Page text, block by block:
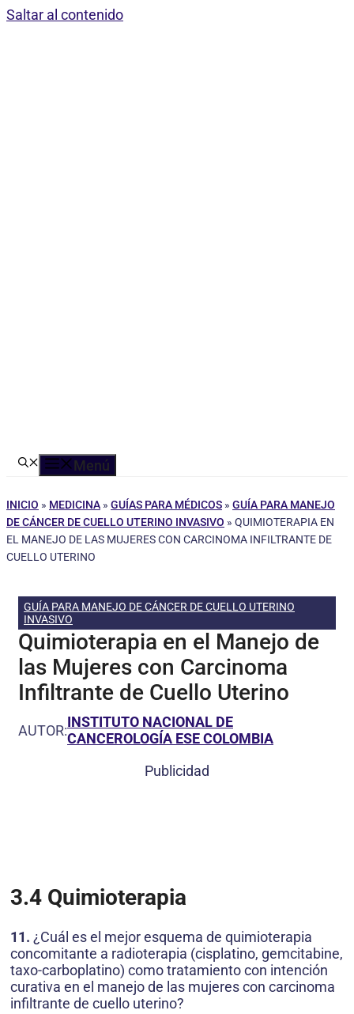
Saltar al contenido
Menú
INICIO » MEDICINA » GUÍAS PARA MÉDICOS » GUÍA PARA MANEJO
DE CÁNCER DE CUELLO UTERINO INVASIVO » QUIMIOTERAPIA EN
EL MANEJO DE LAS MUJERES CON CARCINOMA INFILTRANTE DE
CUELLO UTERINO
GUÍA PARA MANEJO DE CÁNCER DE CUELLO UTERINO
INVASIVO
Quimioterapia en el Manejo de
las Mujeres con Carcinoma
Infiltrante de Cuello Uterino
AUTOR:INSTITUTO NACIONAL DE
CANCEROLOGÍA ESE COLOMBIA
Publicidad
3.4 Quimioterapia
11. ¿Cuál es el mejor esquema de quimioterapia
concomitante a radioterapia (cisplatino, gemcitabine,
taxo-carboplatino) como tratamiento con intención
curativa en el manejo de las mujeres con carcinoma
infiltrante de cuello uterino?